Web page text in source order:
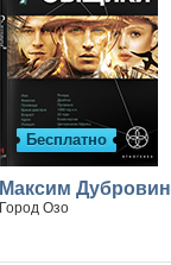
Бесплатно
Максим Дубровин
Город Озо